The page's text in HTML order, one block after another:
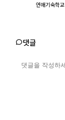
연애기숙학교
댓글